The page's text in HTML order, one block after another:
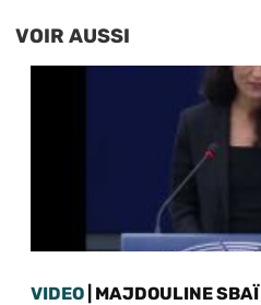
VOIR AUSSI
VIDEO | MAJDOULINE